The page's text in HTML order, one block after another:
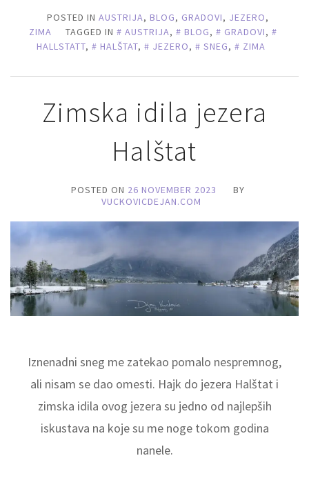
POSTED IN AUSTRIJA, BLOG, GRADOVI, JEZERO,
ZIMA
TAGGED IN AUSTRIJA, BLOG, GRADOVI,
HALLSTATT, HALŠTAT, JEZERO, SNEG, ZIMA
Zimska idila jezera
Halštat
POSTED ON 26 NOVEMBER 2023
BY
VUCKOVICDEJAN.COM
Iznenadni sneg me zatekao pomalo nespremnog,
ali nisam se dao omesti. Hajk do jezera Halštat i
zimska idila ovog jezera su jedno od najlepših
iskustava na koje su me noge tokom godina
nanele.